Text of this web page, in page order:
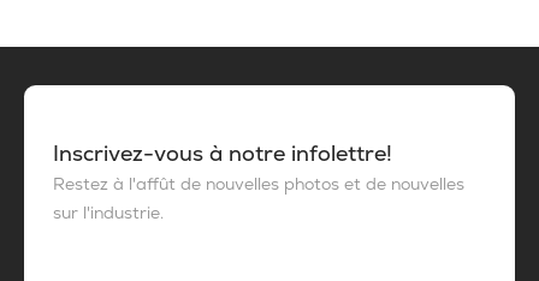
Inscrivez-vous à notre infolettre!
Restez à l'affût de nouvelles photos et de nouvelles
sur l'industrie.